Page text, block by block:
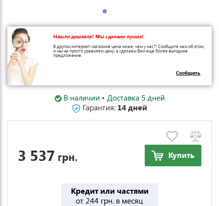
Нашли дешевле? Мы сделаем лучше!
В другом интернет-магазине цена ниже, чем у нас?! Сообщите нам об этом,
и мы не просто уравняем цену, а сделаем Вам еще более выгодное
предложение.
Сообщить
В наличии • Доставка 5 дней
Гарантия: 14 дней
3 537 грн. Купить
Кредит или частями
от 244 грн. в месяц